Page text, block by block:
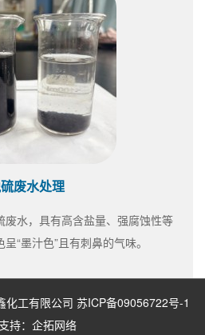
废水处理
水，具有高含盐量、强腐蚀性等
“墨汁色”且有刺鼻的气味。
化工有限公司 苏ICP备09056722号-1
持： 企拓网络